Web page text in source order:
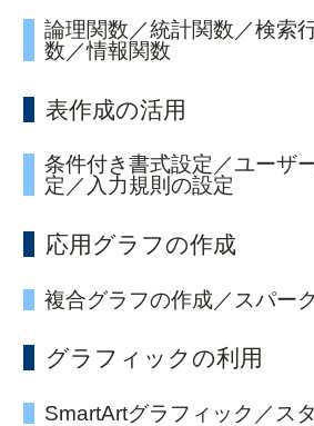
論理関数／統計関数／検索
数／情報関数
表作成の活用
条件付き書式設定／ユーザ
定／入力規則の設定
応用グラフの作成
複合グラフの作成／スパー
グラフィックの利用
SmartArtグラフィック／ス